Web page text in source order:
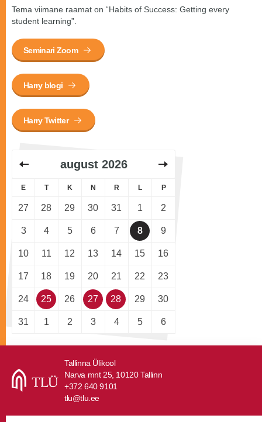
august 2026
E T K N R L P
27 28 29 30 31 1 2
3 4 5 6 7 8 9
10 11 12 13 14 15 16
17 18 19 20 21 22 23
24 25 26 27 28 29 30
31 1 2 3 4 5 6
Tema viimane raamat on “Habits of Success: Getting every
student learning”.
Seminari Zoom
Harry blogi
Harry Twitter
Tallinna Ülikool
Narva mnt 25, 10120 Tallinn
+372 640 9101
tlu@tlu.ee